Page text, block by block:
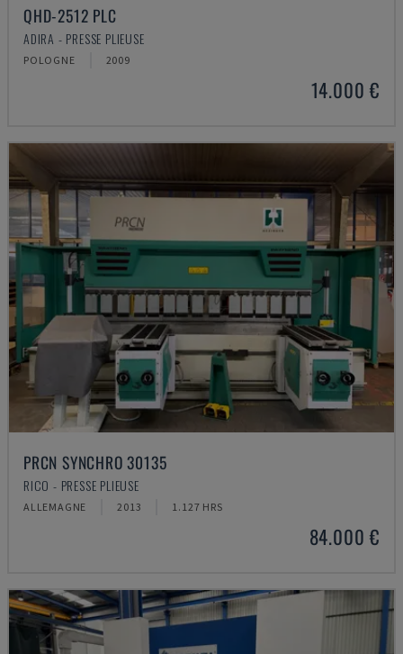
QHD-2512 PLC
ADIRA - PRESSE PLIEUSE
POLOGNE 2009
14.000 €
PRCN SYNCHRO 30135
RICO - PRESSE PLIEUSE
ALLEMAGNE 2013 1.127 HRS
84.000 €